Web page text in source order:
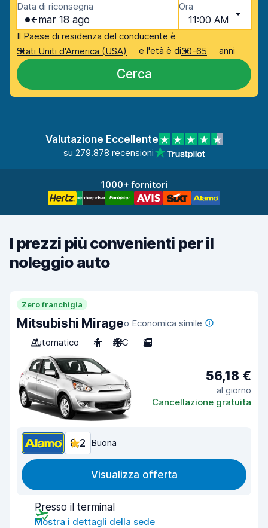
Data di riconsegna
mar 18 ago
Ora
11:00 AM
Il Paese di residenza del conducente è
Stati Uniti d'America (USA)
e l'età è di30-65 anni
Cerca
Valutazione Eccellente
su 279.878 recensioni
1000+ fornitori
I prezzi più convenienti per il
noleggio auto
Zero franchigia
Mitsubishi Mirageo Economica simile
Automatico
4 A/C 2
56,18 €
al giorno
Cancellazione gratuita
8,2 Buona
Visualizza offerta
Presso il terminal
Mostra i dettagli della sede